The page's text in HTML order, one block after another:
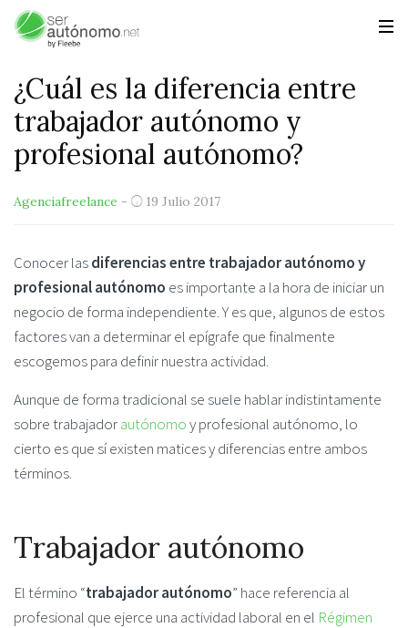
¿Cuál es la diferencia entre
trabajador autónomo y
profesional autónomo?
Agenciafreelance - 19 Julio 2017
Conocer lasdiferencias entre trabajador autónomo y
profesional autónomo es importante a la hora de iniciar un
negocio de forma independiente. Y es que, algunos de estos
factores van a determinar el epígrafe que finalmente
escogemos para definir nuestra actividad.
Aunque de forma tradicional se suele hablar indistintamente
sobre trabajadorautónomoy profesional autónomo, lo
cierto es que sí existen matices y diferencias entre ambos
términos.
Trabajador autónomo
El término “trabajador autónomo” hace referencia al
profesional que ejerce una actividad laboral en el Régimen